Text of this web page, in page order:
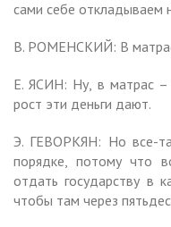
сами себе откладываем
В. РОМЕНСКИЙ: В
Е. ЯСИН: Ну, в матрас –
рост эти деньги дают.
Э. ГЕВОРКЯН: Но все-
порядке, потому что
отдать государству в
чтобы там через